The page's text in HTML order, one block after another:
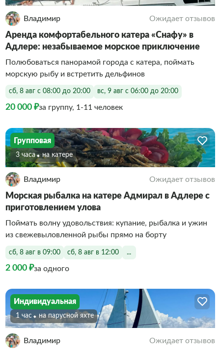
Владимир Ожидает отзывов
Аренда комфортабельного катера «Снафу» в
Адлере: незабываемое морское приключение
Полюбоваться панорамой города с катера, поймать
морскую рыбу и встретить дельфинов
сб, 8 авг с 08:00 до 20:00 вс, 9 авг с 06:00 до 20:00
20 000 ₽за группу, 1-11 человек
Групповая
3 часа На катере
Владимир Ожидает отзывов
Морская рыбалка на катере Адмирал в Адлере с
приготовлением улова
Поймать волну удовольствия: купание, рыбалка и ужин
из свежевыловленной рыбы прямо на борту
сб, 8 авг в 09:00 сб, 8 авг в 12:00 ...
2 000 ₽за одного
Индивидуальная
1 час На парусной яхте
Владимир Ожидает отзывов